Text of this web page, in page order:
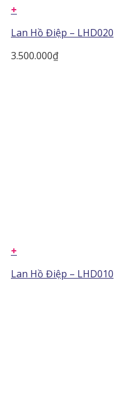
+
Lan Hồ Điệp – LHD020
3.500.000₫
+
Lan Hồ Điệp – LHD010